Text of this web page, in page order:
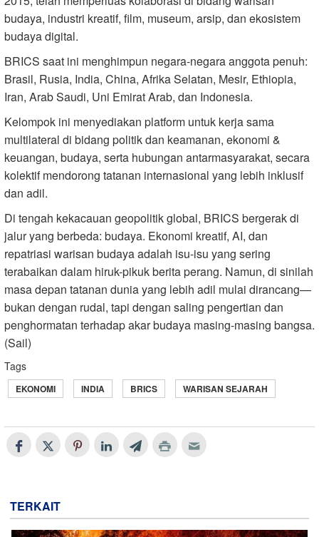
budaya, industri kreatif, film, museum, arsip, dan ekosistem
budaya digital.
BRICS saat ini menghimpun negara-negara anggota penuh:
Brasil, Rusia, India, China, Afrika Selatan, Mesir, Ethiopia,
Iran, Arab Saudi, Uni Emirat Arab, dan Indonesia.
Kelompok ini menyediakan platform untuk kerja sama
multilateral di bidang politik dan keamanan, ekonomi &
keuangan, budaya, serta hubungan antarmasyarakat, secara
kolektif mendorong tatanan internasional yang lebih inklusif
dan adil.
Di tengah kekacauan geopolitik global, BRICS bergerak di
jalur yang berbeda: budaya. Ekonomi kreatif, AI, dan
repatriasi warisan budaya adalah isu-isu yang sering
terabaikan dalam hiruk-pikuk berita perang. Namun, di sinilah
masa depan tatanan dunia yang lebih adil mulai dirancang—
bukan dengan rudal, tapi dengan saling pengertian dan
penghormatan terhadap akar budaya masing-masing bangsa.
(Sail)
Tags
EKONOMI INDIA BRICS WARISAN SEJARAH
TERKAIT